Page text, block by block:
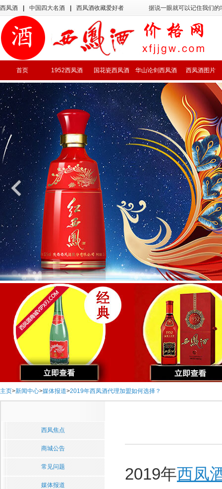
西凤酒 中国四大名酒 西凤酒收藏爱好者 据说一眼就可以记住我们
首页 1952西凤酒 国花瓷西凤酒 华山论剑西凤酒 西凤酒图片
主页>新闻中心>媒体报道>2019年西凤酒代理加盟如何选择？
西凤焦点
商城公告
常见问题
媒体报道
2019年西凤